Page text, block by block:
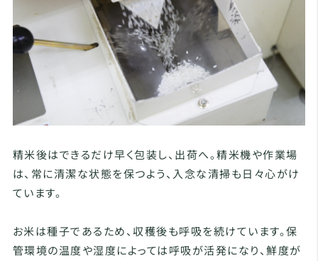
精米後はできるだけ早く包装し、出荷へ。精米機や作業場
は、常に清潔な状態を保つよう、入念な清掃も日々心がけ
ています。
お米は種子であるため、収穫後も呼吸を続けています。保
管環境の温度や湿度によっては呼吸が活発になり、鮮度が